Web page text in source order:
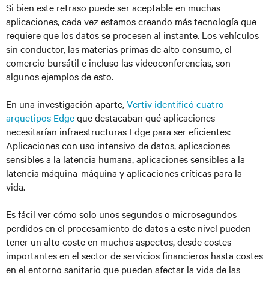
Si bien este retraso puede ser aceptable en muchas
aplicaciones, cada vez estamos creando más tecnología que
requiere que los datos se procesen al instante. Los vehículos
sin conductor, las materias primas de alto consumo, el
comercio bursátil e incluso las videoconferencias, son
algunos ejemplos de esto.
En una investigación aparte,Vertiv identificó cuatro
arquetipos Edgeque destacaban qué aplicaciones
necesitarían infraestructuras Edge para ser eficientes:
Aplicaciones con uso intensivo de datos, aplicaciones
sensibles a la latencia humana, aplicaciones sensibles a la
latencia máquina-máquina y aplicaciones críticas para la
vida.
Es fácil ver cómo solo unos segundos o microsegundos
perdidos en el procesamiento de datos a este nivel pueden
tener un alto coste en muchos aspectos, desde costes
importantes en el sector de servicios financieros hasta costes
en el entorno sanitario que pueden afectar la vida de las